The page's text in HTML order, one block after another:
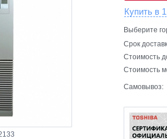
Купить в
Выберите
Срок
Стоимость
Стоимость
Самовывоз: